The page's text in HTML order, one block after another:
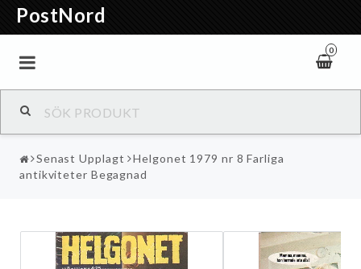
PostNord
0
Senast Upplagt
Helgonet 1979 nr 8 Farliga
antikviteter Begagnad